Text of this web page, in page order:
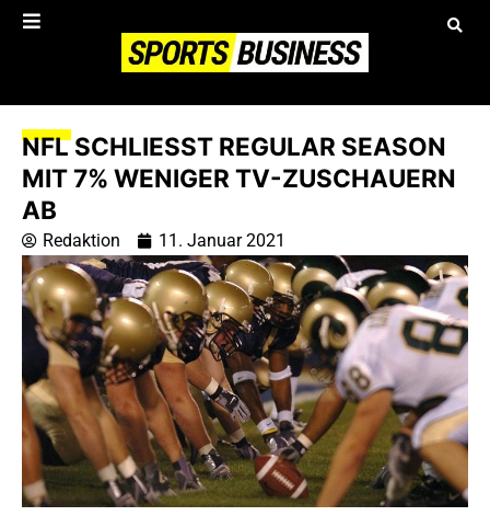
NFL SCHLIESST REGULAR SEASON M
IT 7% WENIGER TV-ZUSCHAUERN A
B
Redaktion 11. Januar 2021